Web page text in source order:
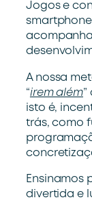
Jogos e
A nossa
“irem além
isto é,
trás, como
Ensinamos
divertida e